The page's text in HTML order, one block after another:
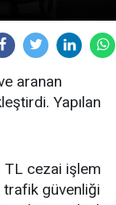
aranan
Yapılan
TL cezai işlem
trafik güvenliği